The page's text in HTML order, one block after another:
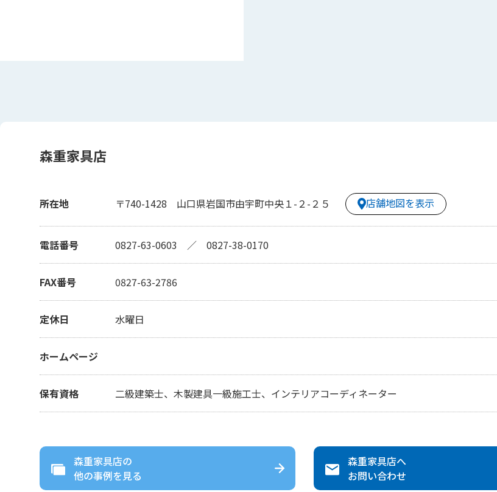
森重家具店
所在地 〒740-1428 山口県岩国市由宇町中央１-２-２５ 店舗地図を表示
電話番号 0827-63-0603 ／ 0827-38-0170
FAX番号 0827-63-2786
定休日 水曜日
ホームページ
保有資格 二級建築士、木製建具一級施工士、インテリアコーディネーター
森重家具店の
他の事例を見る
森重家具店へ
お問い合わせ